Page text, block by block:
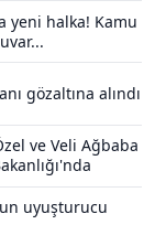
yeni halka! Kamu
gözaltına alındı
ve Veli Ağbaba
uyuşturucu